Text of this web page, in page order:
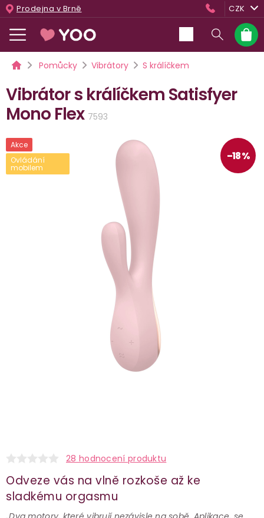
Přejít
na
obsah
Prodejna v Brně CZK
košík
DomůPomůcky Vibrátory S králíčkem
Vibrátor s králíčkem Satisfyer
Mono Flex 7593
–18 %
Akce
Ovládání
mobilem
28 hodnocení produktu
Odveze vás na vlně rozkoše až ke
sladkému orgasmu